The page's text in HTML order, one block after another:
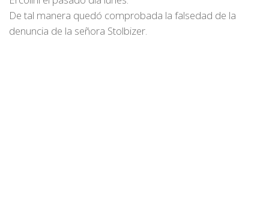
De tal manera quedó comprobada la falsedad de la
denuncia de la señora Stolbizer.